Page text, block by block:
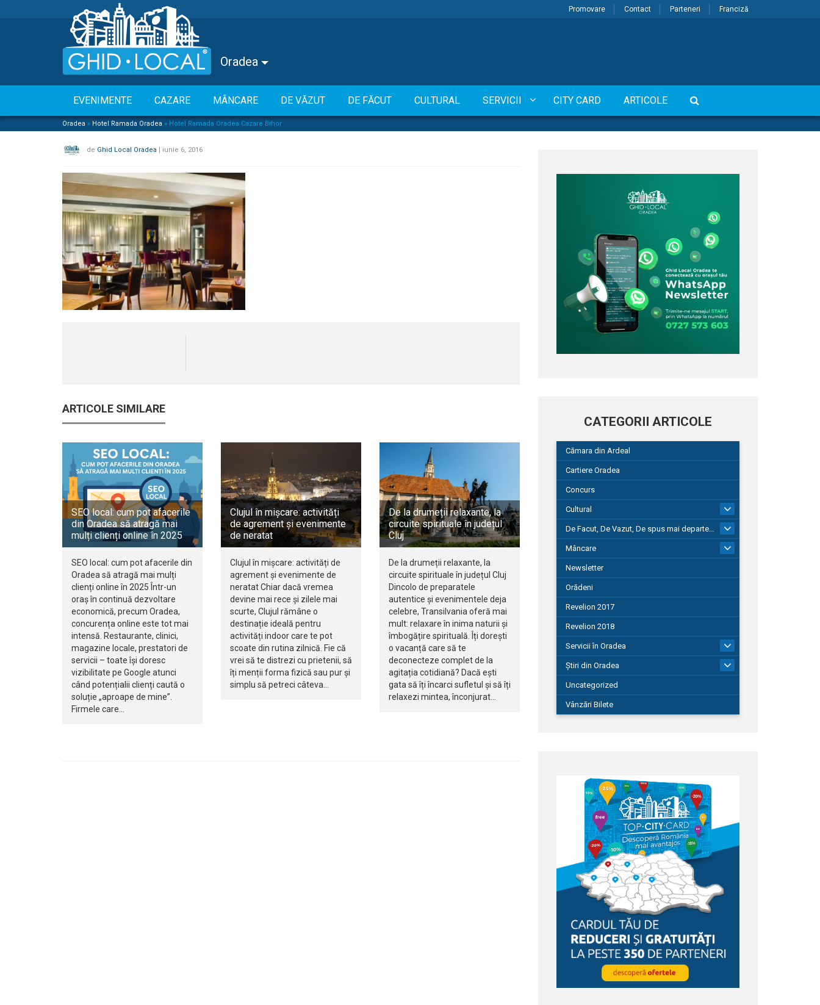
Promovare Contact Parteneri Franciză
Oradea
EVENIMENTE CAZARE MÂNCARE DE VĂZUT DE FĂCUT CULTURAL SERVICII CITY CARD ARTICOLE
Oradea » Hotel Ramada Oradea » Hotel Ramada Oradea Cazare Bihor
de Ghid Local Oradea | iunie 6, 2016
ARTICOLE SIMILARE
SEO local: cum pot afacerile
din Oradea să atragă mai
mulți clienți online în 2025
SEO local: cum pot afacerile din
Oradea să atragă mai mulți
clienți online în 2025 Într-un
oraș în continuă dezvoltare
economică, precum Oradea,
concurența online este tot mai
intensă. Restaurante, clinici,
magazine locale, prestatori de
servicii – toate își doresc
vizibilitate pe Google atunci
când potențialii clienți caută o
soluție „aproape de mine”.
Firmele care…
Clujul în mișcare: activități
de agrement și evenimente
de neratat
Clujul în mișcare: activități de
agrement și evenimente de
neratat Chiar dacă vremea
devine mai rece și zilele mai
scurte, Clujul rămâne o
destinație ideală pentru
activități indoor care te pot
scoate din rutina zilnică. Fie că
vrei să te distrezi cu prietenii, să
îți menții forma fizică sau pur și
simplu să petreci câteva…
De la drumeții relaxante, la
circuite spirituale în județul
Cluj
De la drumeții relaxante, la
circuite spirituale în județul Cluj
Dincolo de preparatele
autentice și evenimentele deja
celebre, Transilvania oferă mai
mult: relaxare în inima naturii și
îmbogățire spirituală. Îți dorești
o vacanță care să te
deconecteze complet de la
agitația cotidiană? Dacă ești
gata să îți încarci sufletul și să îți
relaxezi mintea, înconjurat…
CATEGORII ARTICOLE
Cămara din Ardeal
Cartiere Oradea
Concurs
Cultural
De Facut, De Vazut, De spus mai departe…
580
Mâncare
Newsletter
Orădeni
Revelion 2017
Revelion 2018
Servicii în Oradea
104
Știri din Oradea
1.127
Uncategorized
Vânzări Bilete